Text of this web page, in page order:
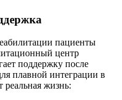
пациенты
центр
поддержку после
плавной интеграции в
реальная жизнь: